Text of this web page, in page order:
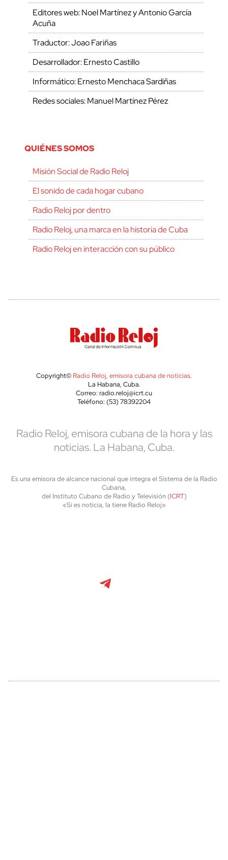
Editores web: Noel Martínez y Antonio García
Acuña
Traductor: Joao Fariñas
Desarrollador: Ernesto Castillo
Informático: Ernesto Menchaca Sardiñas
Redes sociales: Manuel Martínez Pérez
QUIÉNES SOMOS
Misión Social de Radio Reloj
El sonido de cada hogar cubano
Radio Reloj por dentro
Radio Reloj, una marca en la historia de Cuba
Radio Reloj en interacción con su público
Copyright© Radio Reloj, emisora cubana de noticias.
La Habana, Cuba.
Correo: radio.reloj@icrt.cu
Teléfono: (53) 78392204
Radio Reloj, emisora cubana de la hora y las
noticias. La Habana, Cuba.
Es una emisora de alcance nacional que integra el Sistema de la Radio
Cubana,
del Instituto Cubano de Radio y Televisión (ICRT)
«Si es noticia, la tiene Radio Reloj»